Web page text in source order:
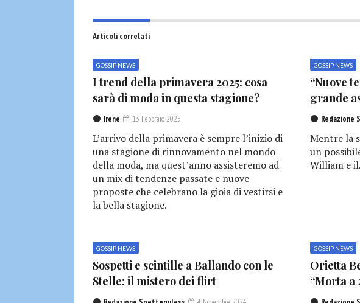
Articoli correlati
GOSSIP NEWS
I trend della primavera 2025: cosa
sarà di moda in questa stagione?
Irene 13 Febbraio 2025
L’arrivo della primavera è sempre l’inizio di
una stagione di rinnovamento nel mondo
della moda, ma quest’anno assisteremo ad
un mix di tendenze passate e nuove
proposte che celebrano la gioia di vestirsi e
la bella stagione.
GOSSIP NEWS
“Nuove
grande
Redazione
Mentre la
un
William e
GOSSIP NEWS
Sospetti e scintille a Ballando con le
Stelle: il mistero dei flirt
GOSSIP NEWS
Orietta
“Morta a